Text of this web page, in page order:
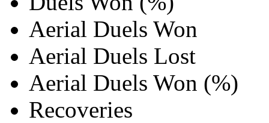
Aerial Duels Won
Aerial Duels Lost
Aerial Duels Won (%)
Recoveries